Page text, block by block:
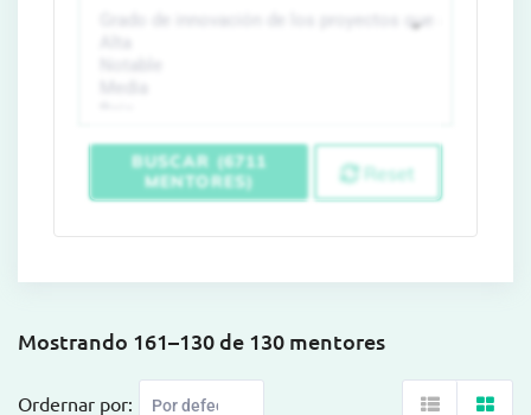
BUSCAR (6711
MENTORES)
Reset
Mostrando 161–130 de 130 mentores
Ordernar por: